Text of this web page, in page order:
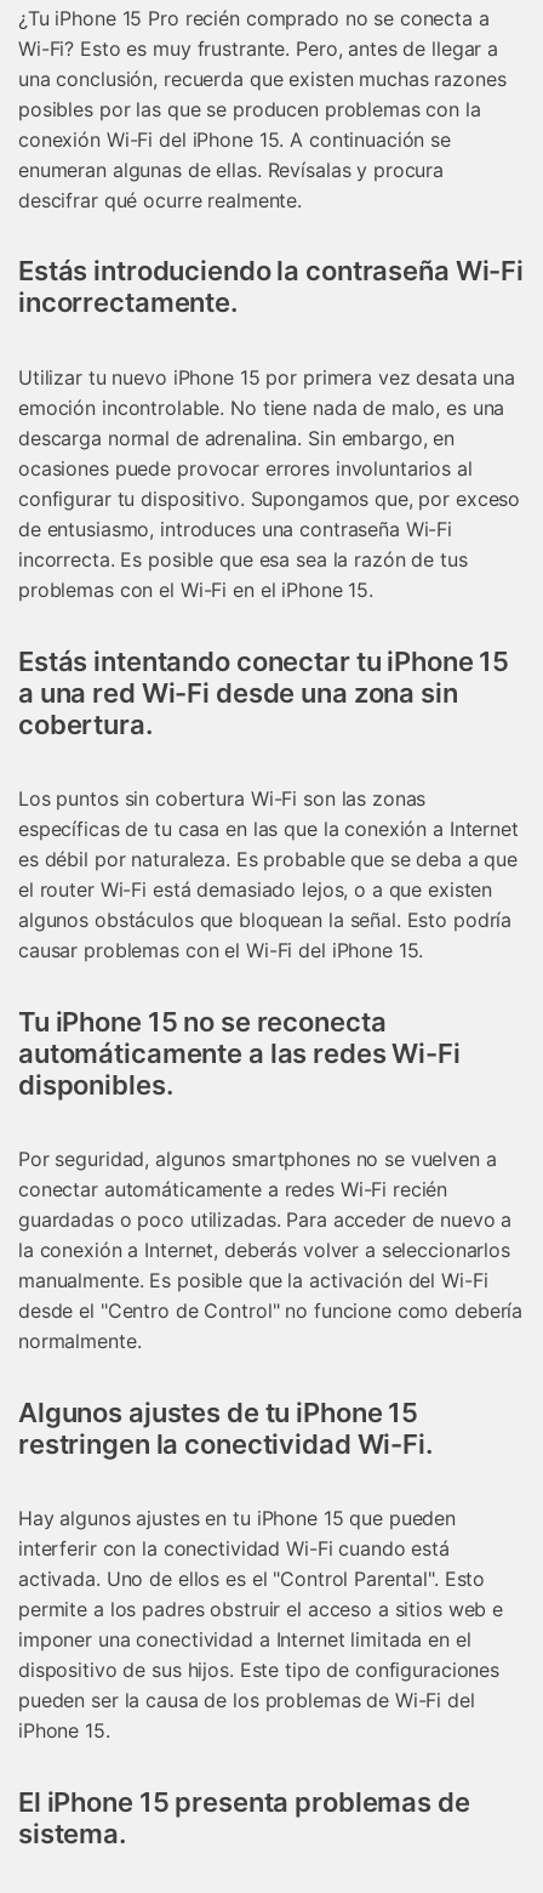
¿Tu iPhone 15 Pro recién comprado no se conecta a
Wi-Fi? Esto es muy frustrante. Pero, antes de llegar a
una conclusión, recuerda que existen muchas razones
posibles por las que se producen problemas con la
conexión Wi-Fi del iPhone 15. A continuación se
enumeran algunas de ellas. Revísalas y procura
descifrar qué ocurre realmente.
Estás introduciendo la contraseña Wi-Fi
incorrectamente.
Utilizar tu nuevo iPhone 15 por primera vez desata una
emoción incontrolable. No tiene nada de malo, es una
descarga normal de adrenalina. Sin embargo, en
ocasiones puede provocar errores involuntarios al
configurar tu dispositivo. Supongamos que, por exceso
de entusiasmo, introduces una contraseña Wi-Fi
incorrecta. Es posible que esa sea la razón de tus
problemas con el Wi-Fi en el iPhone 15.
Estás intentando conectar tu iPhone 15
a una red Wi-Fi desde una zona sin
cobertura.
Los puntos sin cobertura Wi-Fi son las zonas
específicas de tu casa en las que la conexión a Internet
es débil por naturaleza. Es probable que se deba a que
el router Wi-Fi está demasiado lejos, o a que existen
algunos obstáculos que bloquean la señal. Esto podría
causar problemas con el Wi-Fi del iPhone 15.
Tu iPhone 15 no se reconecta
automáticamente a las redes Wi-Fi
disponibles.
Por seguridad, algunos smartphones no se vuelven a
conectar automáticamente a redes Wi-Fi recién
guardadas o poco utilizadas. Para acceder de nuevo a
la conexión a Internet, deberás volver a seleccionarlos
manualmente. Es posible que la activación del Wi-Fi
desde el "Centro de Control" no funcione como debería
normalmente.
Algunos ajustes de tu iPhone 15
restringen la conectividad Wi-Fi.
Hay algunos ajustes en tu iPhone 15 que pueden
interferir con la conectividad Wi-Fi cuando está
activada. Uno de ellos es el "Control Parental". Esto
permite a los padres obstruir el acceso a sitios web e
imponer una conectividad a Internet limitada en el
dispositivo de sus hijos. Este tipo de configuraciones
pueden ser la causa de los problemas de Wi-Fi del
iPhone 15.
El iPhone 15 presenta problemas de
sistema.